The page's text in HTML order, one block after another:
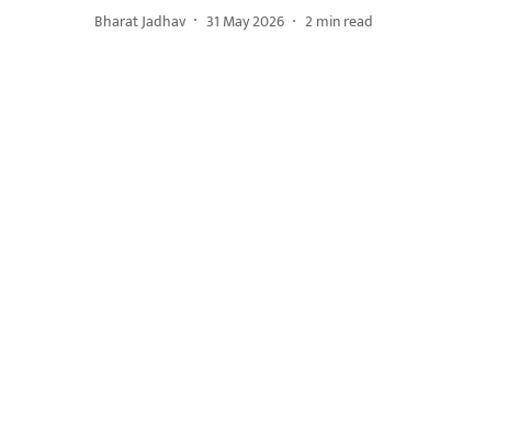
Bharat Jadhav 31 May 2026 2min read